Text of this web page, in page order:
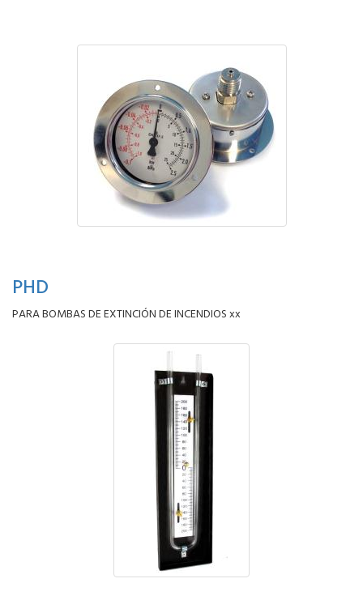
PHD
PARA BOMBAS DE EXTINCIÓN DE INCENDIOS xx